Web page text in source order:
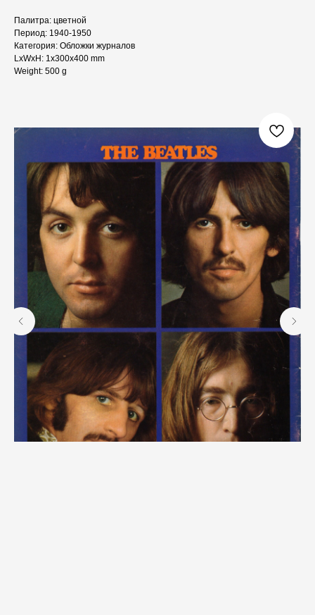
Палитра: цветной
Период: 1940-1950
Категория: Обложки журналов
LxWxH: 1x300x400 mm
Weight: 500 g